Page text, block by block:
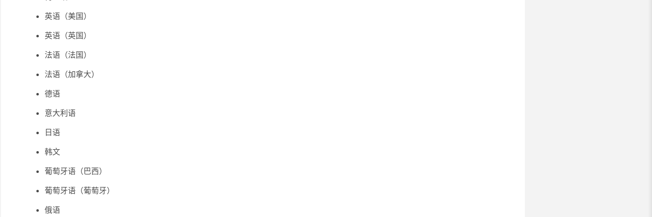
英语（美国）
英语（英国）
法语（法国）
法语（加拿大）
德语
意大利语
日语
韩文
葡萄牙语（巴西）
葡萄牙语（葡萄牙）
俄语